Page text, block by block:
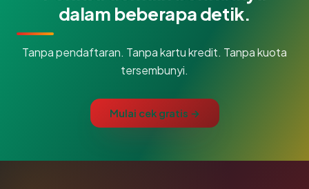
dalam beberapa detik.
Tanpa pendaftaran. Tanpa kartu kredit. Tanpa kuota
tersembunyi.
Mulai cek gratis →